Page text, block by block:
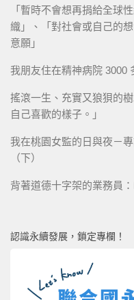
「暫時不會想再捐給全球
織」、「對社會或自己的
意願」
我朋友住在精神病院 3000
搖滾一生、充實又狼狽的
自己喜歡的樣子。」
我在桃園女監的日與夜－
（下）
背著道德十字架的業務員
認識永續發展，鎖定專欄！